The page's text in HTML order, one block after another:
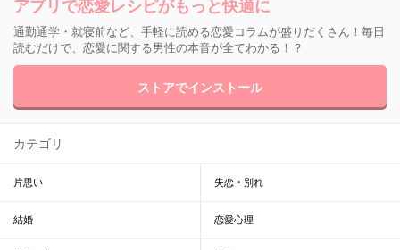
アプリで恋愛レシピがもっと快適に
通勤通学・就寝前など、手軽に読める恋愛コラムが盛りだくさん！毎日
読むだけで、恋愛に関する男性の本音が全てわかる！？
ストアでインストール
カテゴリ
片思い 失恋・別れ
結婚 恋愛心理